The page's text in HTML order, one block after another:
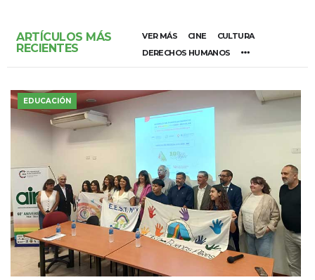
ARTÍCULOS MÁS
RECIENTES
VER MÁS CINE
CULTURA
DERECHOS HUMANOS
EDUCACIÓN